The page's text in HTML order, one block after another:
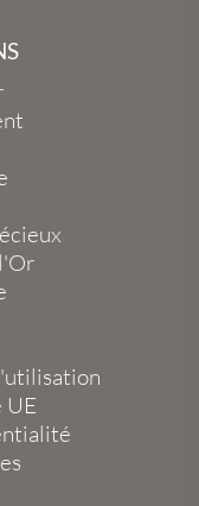
UE